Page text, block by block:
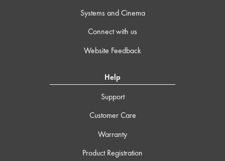
Systems and Cinema
Connect with us
Website Feedback
Help
Support
Customer Care
Warranty
Product Registration